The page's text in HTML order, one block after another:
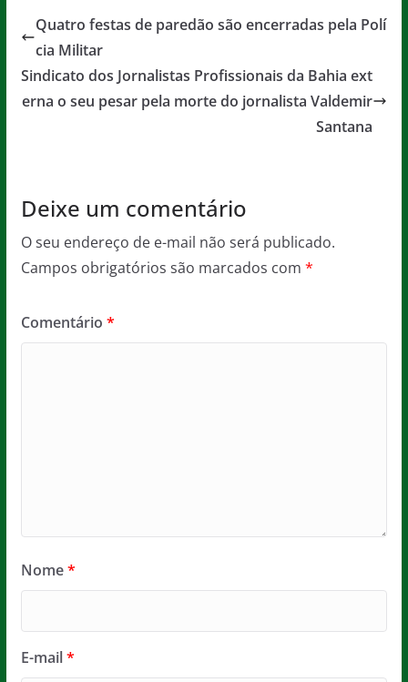
e
b
o
o
er l s
p
p
a
e
Quatro festas de paredão são encerradas pela Polí
cia Militar
Sindicato dos Jornalistas Profissionais da Bahia ext
erna o seu pesar pela morte do jornalista Valdemir
Santana
Deixe um comentário
O seu endereço de e-mail não será publicado.
Campos obrigatórios são marcados com *
Comentário *
Nome*
E-mail*